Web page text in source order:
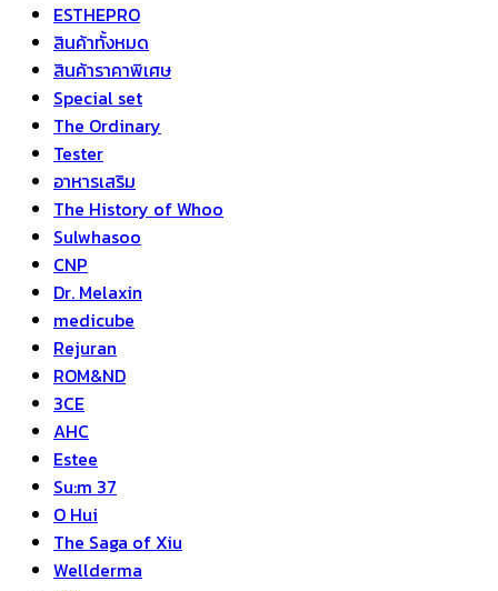
ESTHEPRO
สินค้าทั้งหมด
สินค้าราคาพิเศษ
Special set
The Ordinary
Tester
อาหารเสริม
The History of Whoo
Sulwhasoo
CNP
Dr. Melaxin
medicube
Rejuran
ROM&ND
3CE
AHC
Estee
Su:m 37
O Hui
The Saga of Xiu
Wellderma